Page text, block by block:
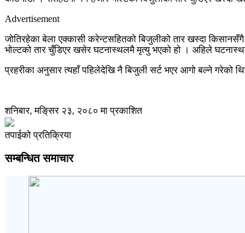
Advertisement
जोतिरहेका बेला एक्कासी करेन्टसहितको बिजुलीको तार खस्दा
भोल्टको तार चुँडिएर खसेर घटनास्थलमै मृत्यु भएको हो । अहिले
प्रहरीका अनुसार त्यहाँ पहिलेदेखि नै बिजुली सर्ट भएर आगो बल्ने गरेको
शनिबार, मङि्सर २३, २०८० मा प्रकाशित
तपाईको प्रतिक्रिया
सम्बन्धित समाचार